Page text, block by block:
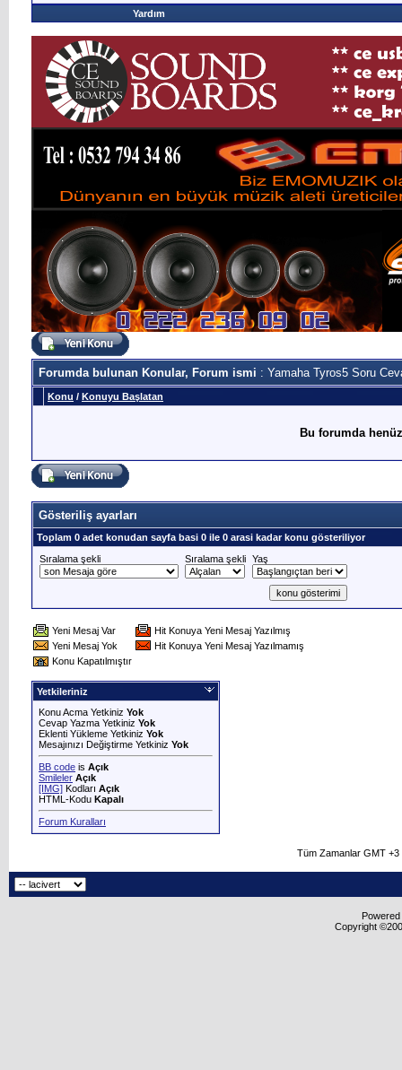
Yardım
Forumda bulunan Konular, Forum ismi : Yamaha Tyros5 Soru
Konu / Konuyu Başlatan
Bu forumda
Gösteriliş ayarları
Toplam 0 adet konudan sayfa basi 0 ile 0 arasi kadar konu gösteriliyor
Sıralama şekli
Sıralama şekli Yaş
Yeni Mesaj Var
Hit Konuya Yeni Mesaj Yazılmış
Yeni Mesaj Yok
Hit Konuya Yeni Mesaj Yazılmamış
Konu Kapatılmıştır
Yetkileriniz
Konu Acma Yetkiniz Yok
Cevap Yazma Yetkiniz Yok
Eklenti Yükleme Yetkiniz Yok
Mesajınızı Değiştirme Yetkiniz Yok
BB code is Açık
Smileler Açık
[IMG] Kodları Açık
HTML-Kodu Kapalı
Forum Kuralları
Tüm Zamanlar GMT
Copyright